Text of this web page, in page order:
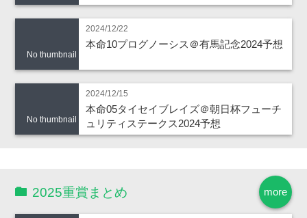
No thumbnail
2024/12/22
本命10プログノーシス＠有馬記念2024予想
No thumbnail
2024/12/15
本命05タイセイブレイズ＠朝日杯フューチ
ュリティステークス2024予想
more
2025重賞まとめ